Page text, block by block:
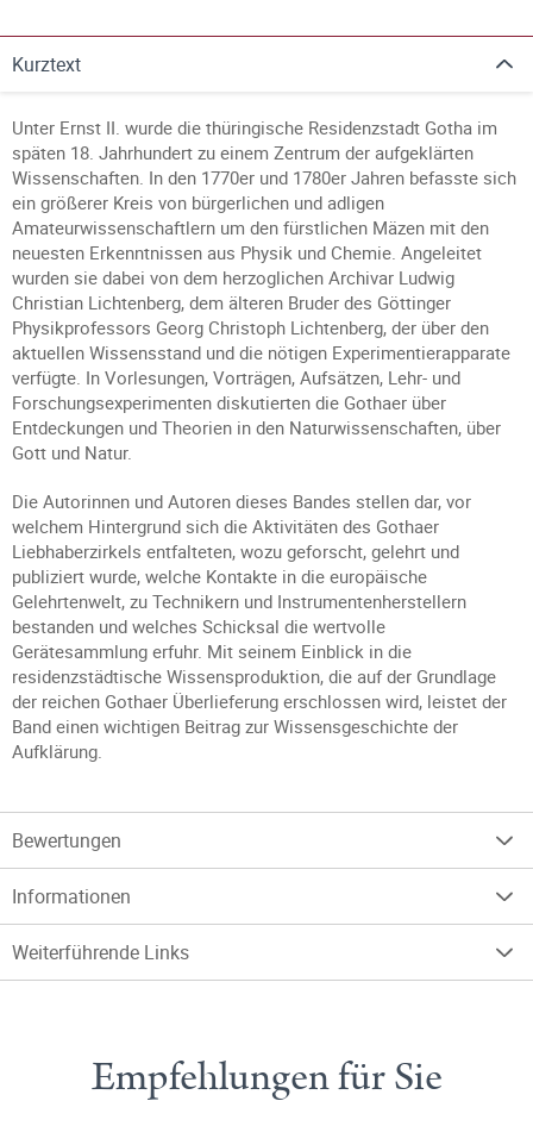
Kurztext
Unter Ernst II. wurde die thüringische Residenzstadt Gotha im
späten 18. Jahrhundert zu einem Zentrum der aufgeklärten
Wissenschaften. In den 1770er und 1780er Jahren befasste sich
ein größerer Kreis von bürgerlichen und adligen
Amateurwissenschaftlern um den fürstlichen Mäzen mit den
neuesten Erkenntnissen aus Physik und Chemie. Angeleitet
wurden sie dabei von dem herzoglichen Archivar Ludwig
Christian Lichtenberg, dem älteren Bruder des Göttinger
Physikprofessors Georg Christoph Lichtenberg, der über den
aktuellen Wissensstand und die nötigen Experimentierapparate
verfügte. In Vorlesungen, Vorträgen, Aufsätzen, Lehr- und
Forschungsexperimenten diskutierten die Gothaer über
Entdeckungen und Theorien in den Naturwissenschaften, über
Gott und Natur.
Die Autorinnen und Autoren dieses Bandes stellen dar, vor
welchem Hintergrund sich die Aktivitäten des Gothaer
Liebhaberzirkels entfalteten, wozu geforscht, gelehrt und
publiziert wurde, welche Kontakte in die europäische
Gelehrtenwelt, zu Technikern und Instrumentenherstellern
bestanden und welches Schicksal die wertvolle
Gerätesammlung erfuhr. Mit seinem Einblick in die
residenzstädtische Wissensproduktion, die auf der Grundlage
der reichen Gothaer Überlieferung erschlossen wird, leistet der
Band einen wichtigen Beitrag zur Wissensgeschichte der
Aufklärung.
Bewertungen
Informationen
Weiterführende Links
Empfehlungen für Sie